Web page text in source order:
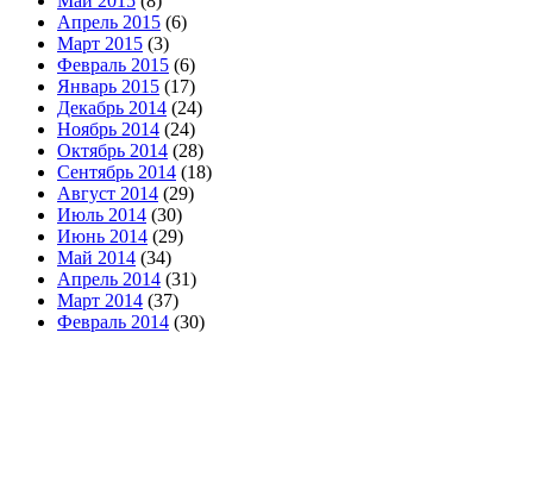
Апрель 2015 (6)
Март 2015 (3)
Февраль 2015 (6)
Январь 2015 (17)
Декабрь 2014 (24)
Ноябрь 2014 (24)
Октябрь 2014 (28)
Сентябрь 2014 (18)
Август 2014 (29)
Июль 2014 (30)
Июнь 2014 (29)
Май 2014 (34)
Апрель 2014 (31)
Март 2014 (37)
Февраль 2014 (30)